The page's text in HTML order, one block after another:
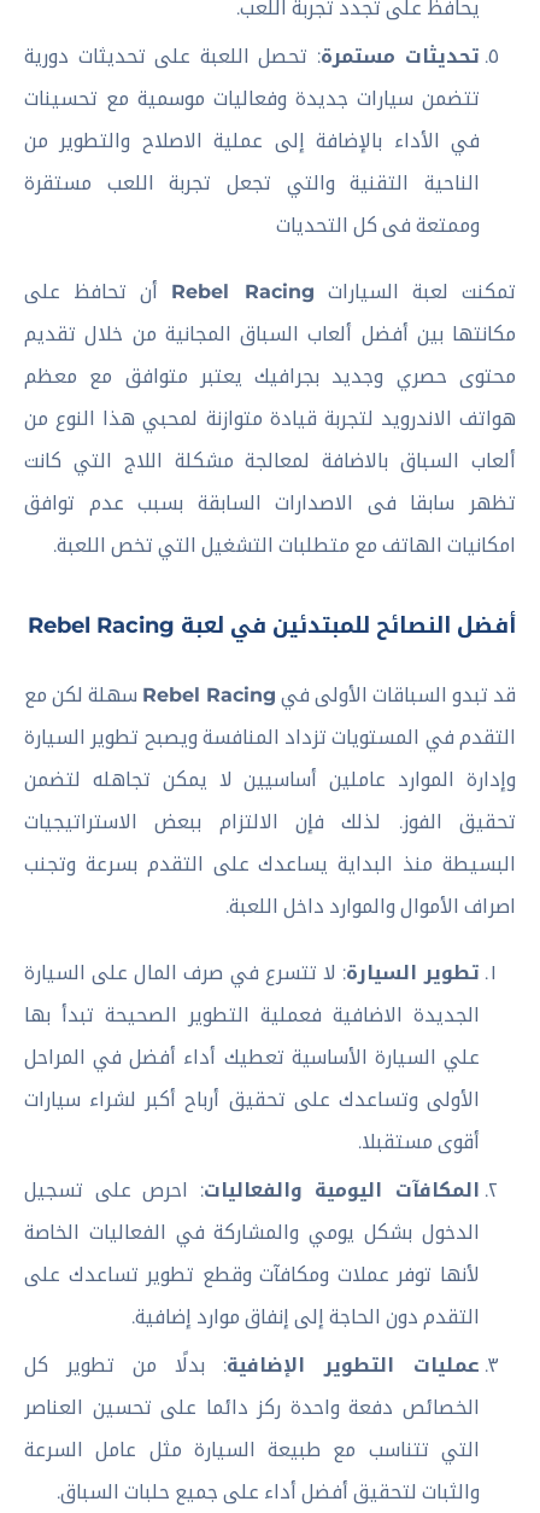
يحافظ على تجدد تجربة اللعب.
تحديثات مستمرة: تحصل اللعبة على تحديثات دورية
تتضمن سيارات جديدة وفعاليات موسمية مع تحسينات
في الأداء بالإضافة إلى عملية الاصلاح والتطوير من
الناحية التقنية والتي تجعل تجربة اللعب مستقرة
وممتعة فى كل التحديات
تمكنت لعبة السيارات Rebel Racing أن تحافظ على
مكانتها بين أفضل ألعاب السباق المجانية من خلال تقديم
محتوى حصري وجديد بجرافيك يعتبر متوافق مع معظم
هواتف الاندرويد لتجربة قيادة متوازنة لمحبي هذا النوع من
ألعاب السباق بالاضافة لمعالجة مشكلة اللاج التي كانت
تظهر سابقا فى الاصدارات السابقة بسبب عدم توافق
امكانيات الهاتف مع متطلبات التشغيل التي تخص اللعبة.
أفضل النصائح للمبتدئين في لعبة Rebel Racing
قد تبدو السباقات الأولى في Rebel Racing سهلة لكن مع
التقدم في المستويات تزداد المنافسة ويصبح تطوير السيارة
وإدارة الموارد عاملين أساسيين لا يمكن تجاهله لتضمن
تحقيق الفوز. لذلك فإن الالتزام ببعض الاستراتيجيات
البسيطة منذ البداية يساعدك على التقدم بسرعة وتجنب
اصراف الأموال والموارد داخل اللعبة.
تطوير السيارة: لا تتسرع في صرف المال على السيارة
الجديدة الاضافية فعملية التطوير الصحيحة تبدأ بها
علي السيارة الأساسية تعطيك أداء أفضل في المراحل
الأولى وتساعدك على تحقيق أرباح أكبر لشراء سيارات
أقوى مستقبلا.
المكافآت اليومية والفعاليات: احرص على تسجيل
الدخول بشكل يومي والمشاركة في الفعاليات الخاصة
لأنها توفر عملات ومكافآت وقطع تطوير تساعدك على
التقدم دون الحاجة إلى إنفاق موارد إضافية.
عمليات التطوير الإضافية: بدلًا من تطوير كل
الخصائص دفعة واحدة ركز دائما على تحسين العناصر
التي تتناسب مع طبيعة السيارة مثل عامل السرعة
والثبات لتحقيق أفضل أداء على جميع حلبات السباق.